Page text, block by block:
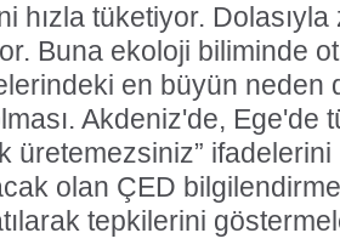
hızla tüketiyor.
Buna ekoloji biliminde
en büyün neden
Akdeniz'de, Ege'de
üretemezsiniz”
olan ÇED bilgilendirme
tepkilerini